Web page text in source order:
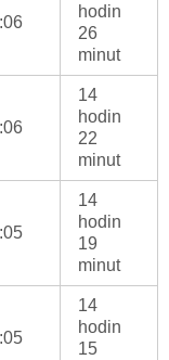
hodin
26
minut
14
hodin
22
minut
14
hodin
19
minut
14
hodin
15